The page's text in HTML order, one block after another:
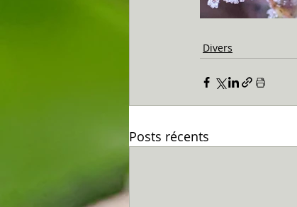
Divers
Posts récents